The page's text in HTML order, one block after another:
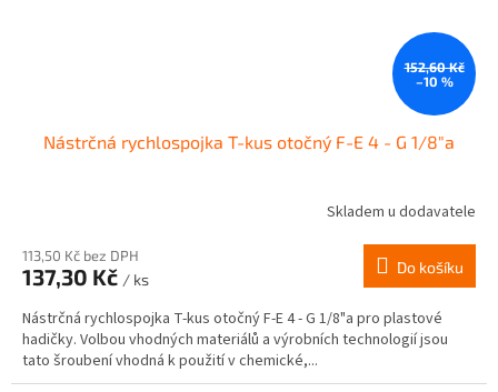
152,60 Kč
–10 %
Nástrčná rychlospojka T-kus otočný F-E 4 - G 1/8"a
Skladem u dodavatele
113,50 Kč bez DPH
137,30 Kč / ks
Do košíku
Nástrčná rychlospojka T-kus otočný F-E 4 - G 1/8"a pro plastové
hadičky. Volbou vhodných materiálů a výrobních technologií jsou
tato šroubení vhodná k použití v chemické,...